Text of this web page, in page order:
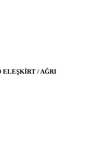
ELEŞKİRT / AĞRI